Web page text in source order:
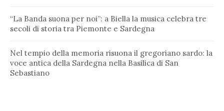
“La Banda suona per noi”: a Biella la musica celebra tre
secoli di storia tra Piemonte e Sardegna
Nel tempio della memoria risuona il gregoriano sardo: la
voce antica della Sardegna nella Basilica di San
Sebastiano